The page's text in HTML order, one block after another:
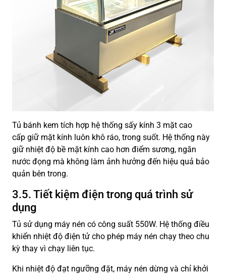
Tủ bánh kem tích hợp hệ thống sấy kính 3 mặt cao
cấp giữ mặt kính luôn khô ráo, trong suốt. Hệ thống này
giữ nhiệt độ bề mặt kính cao hơn điểm sương, ngăn
nước đọng mà không làm ảnh hưởng đến hiệu quả bảo
quản bên trong.
3.5. Tiết kiệm điện trong quá trình sử
dụng
Tủ sử dụng máy nén có công suất 550W. Hệ thống điều
khiển nhiệt độ điện tử cho phép máy nén chạy theo chu
kỳ thay vì chạy liên tục.
Khi nhiệt độ đạt ngưỡng đặt, máy nén dừng và chỉ khởi